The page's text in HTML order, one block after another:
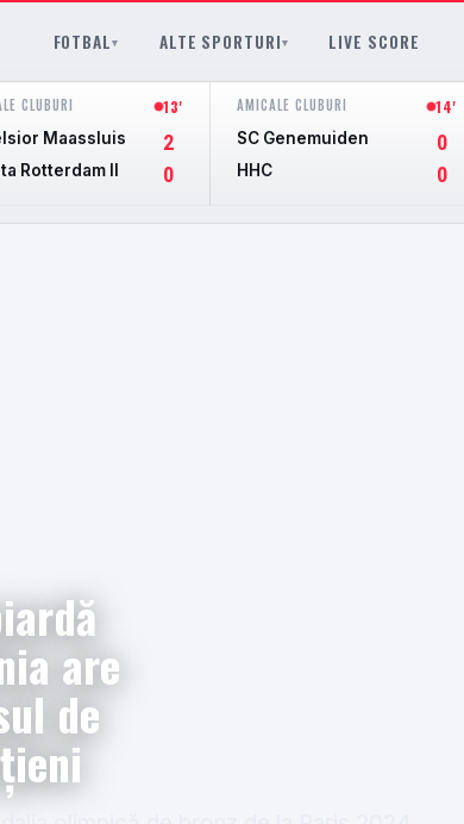
FOTBAL▾ ALTE SPORTURI▾ LIVE SCORE
CLUBURI 13'
Maassluis 2
Rotterdam II 0
AMICALE CLUBURI 14'
SC Genemuiden 0
HHC 0
are
de